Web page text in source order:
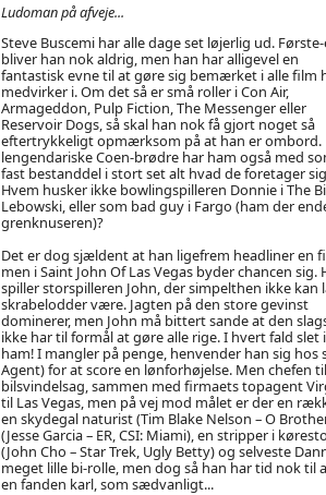
Ludoman på afveje...
Steve Buscemi har alle dage set løjerlig ud.
bliver han nok aldrig, men han har alligevel en
fantastisk evne til at gøre sig bemærket i alle film
medvirker i. Om det så er små roller i Con Air,
Armageddon, Pulp Fiction, The Messenger eller
Reservoir Dogs, så skal han nok få gjort noget så
eftertrykkeligt opmærksom på at han er ombord.
lengendariske Coen-brødre har ham også med
fast bestanddel i stort set alt hvad de foretager
Hvem husker ikke bowlingspilleren Donnie i The
Lebowski, eller som bad guy i Fargo (ham der
grenknuseren)?
Det er dog sjældent at han ligefrem headliner en
men i Saint John Of Las Vegas byder chancen sig.
spiller storspilleren John, der simpelthen ikke kan
skrabelodder være. Jagten på den store gevinst
dominerer, men John må bittert sande at den
ikke har til formål at gøre alle rige. I hvert fald slet
ham! I mangler på penge, henvender han sig hos
Agent) for at score en lønforhøjelse. Men chefen
bilsvindelsag, sammen med firmaets topagent
til Las Vegas, men på vej mod målet er der en
en skydegal naturist (Tim Blake Nelson – O
(Jesse Garcia – ER, CSI: Miami), en stripper i
(John Cho – Star Trek, Ugly Betty) og selveste
meget lille bi-rolle, men dog så han har tid nok
en fanden karl, som sædvanligt...